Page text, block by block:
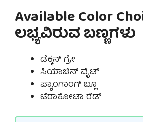
Available Color
ಲಭ್ಯವಿರುವ ಬಣ್ಣಗಳು
ಡೆಕ್ಕನ್ ಗ್ರೇ
ಸಿಯಾಚಿನ್ ವೈಟ್
ಪ್ಯಾಂಗಾಂಗ್ ಬ್ಲೂ
ಟೆರಾಕೋಟಾ ರೆಡ್